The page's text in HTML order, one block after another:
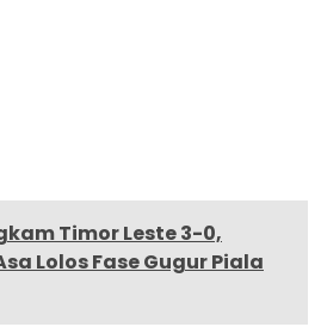
Timor Leste 3-0,
Lolos Fase Gugur Piala